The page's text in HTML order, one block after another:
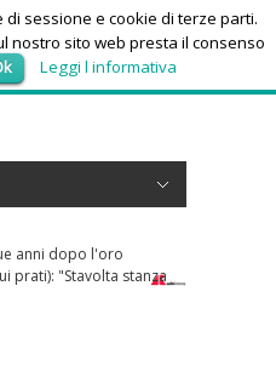
domenica 9, Agosto 2026
Roma, in fiamme cabina
dialisi del Gemelli: pazienti
sessione e cookie di terze parti.
nostro sito web presta il consenso
Leggi l informativa